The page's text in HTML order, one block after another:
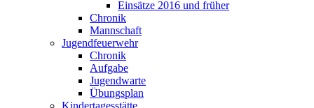
Einsätze 2016 und früher
Chronik
Mannschaft
Jugendfeuerwehr
Chronik
Aufgabe
Jugendwarte
Übungsplan